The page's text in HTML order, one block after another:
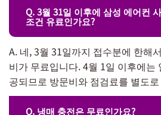
Q. 3월 31일 이후에 삼성 에어컨
조건 유료인가요?
A. 네, 3월 31일까지 접수분에 한해
비가 무료입니다. 4월 1일 이후에는
공되므로 방문비와 점검료를 별도
Q. 냉매 충전은 무료인가요?